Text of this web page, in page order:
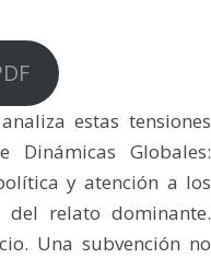
analiza estas tensiones
Globales:
y atención a los
del relato dominante.
Una subvención no